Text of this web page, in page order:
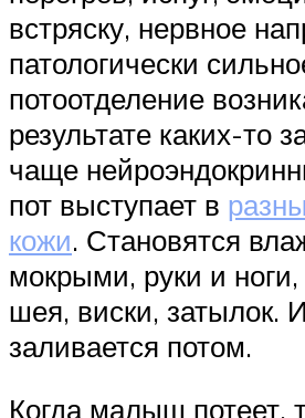
встряску, нервное
патологически
потоотделение
результате каких-то
чаще
пот выступает в
кожи. Становятся
мокрыми, руки и
шея, виски, затылок.
заливается потом.
Когда малыш потеет,